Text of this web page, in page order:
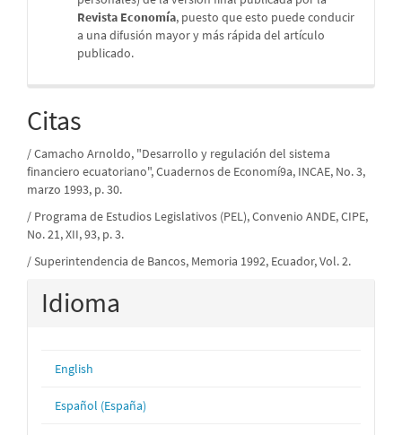
Revista Economía, puesto que esto puede conducir
a una difusión mayor y más rápida del artículo
publicado.
Citas
/ Camacho Arnoldo, "Desarrollo y regulación del sistema
financiero ecuatoriano", Cuadernos de Economí9a, INCAE, No. 3,
marzo 1993, p. 30.
/ Programa de Estudios Legislativos (PEL), Convenio ANDE, CIPE,
No. 21, XII, 93, p. 3.
/ Superintendencia de Bancos, Memoria 1992, Ecuador, Vol. 2.
Idioma
English
Español (España)